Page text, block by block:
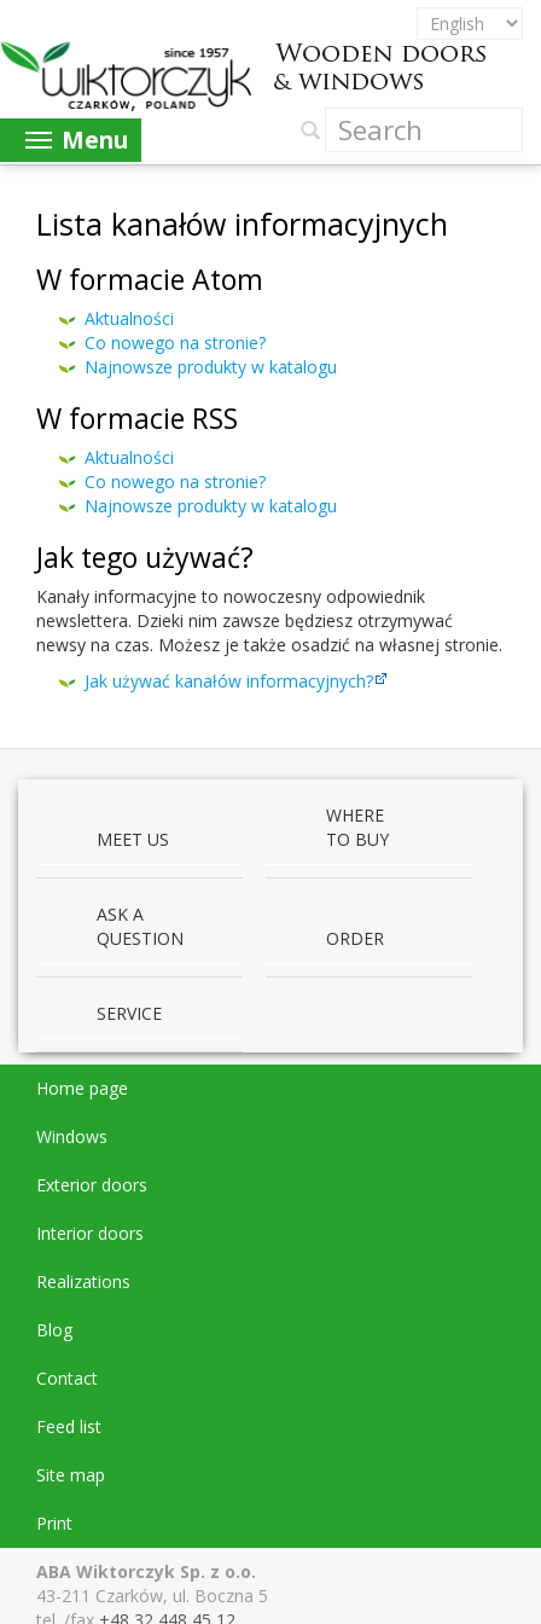
Menu
Lista kanałów informacyjnych
W formacie Atom
Aktualności
Co nowego na stronie?
Najnowsze produkty w katalogu
W formacie RSS
Aktualności
Co nowego na stronie?
Najnowsze produkty w katalogu
Jak tego używać?
Kanały informacyjne to nowoczesny odpowiednik
newslettera. Dzieki nim zawsze będziesz otrzymywać
newsy na czas. Możesz je także osadzić na własnej stronie.
Jak używać kanałów informacyjnych?
MEET US
WHERE
TO BUY
ASK A
QUESTION
ORDER
SERVICE
Home page
Windows
Exterior doors
Interior doors
Realizations
Blog
Contact
Feed list
Site map
Print
ABA Wiktorczyk Sp. z o.o.
43-211 Czarków, ul. Boczna 5